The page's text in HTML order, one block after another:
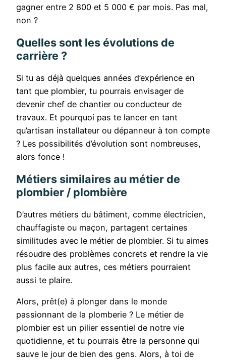
gagner entre 2 800 et 5 000 € par mois. Pas mal,
non ?
Quelles sont les évolutions de
carrière ?
Si tu as déjà quelques années d’expérience en
tant que plombier, tu pourrais envisager de
devenir chef de chantier ou conducteur de
travaux. Et pourquoi pas te lancer en tant
qu’artisan installateur ou dépanneur à ton compte
? Les possibilités d’évolution sont nombreuses,
alors fonce !
Métiers similaires au métier de
plombier / plombière
D’autres métiers du bâtiment, comme électricien,
chauffagiste ou maçon, partagent certaines
similitudes avec le métier de plombier. Si tu aimes
résoudre des problèmes concrets et rendre la vie
plus facile aux autres, ces métiers pourraient
aussi te plaire.
Alors, prêt(e) à plonger dans le monde
passionnant de la plomberie ? Le métier de
plombier est un pilier essentiel de notre vie
quotidienne, et tu pourrais être la personne qui
sauve le jour de bien des gens. Alors, à toi de